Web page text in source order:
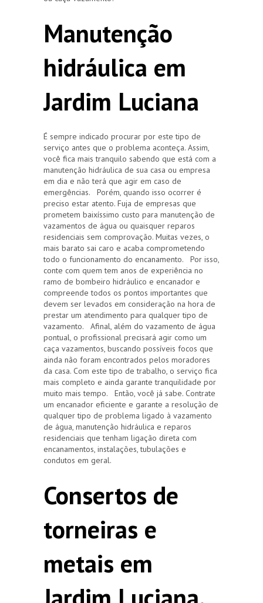
Manutenção
hidráulica em
Jardim Luciana
É sempre indicado procurar por este tipo de
serviço antes que o problema aconteça. Assim,
você fica mais tranquilo sabendo que está com a
manutenção hidráulica de sua casa ou empresa
em dia e não terá que agir em caso de
emergências. Porém, quando isso ocorrer é
preciso estar atento. Fuja de empresas que
prometem baixíssimo custo para manutenção de
vazamentos de água ou quaisquer reparos
residenciais sem comprovação. Muitas vezes, o
mais barato sai caro e acaba comprometendo
todo o funcionamento do encanamento. Por isso,
conte com quem tem anos de experiência no
ramo de bombeiro hidráulico e encanador e
compreende todos os pontos importantes que
devem ser levados em consideração na hora de
prestar um atendimento para qualquer tipo de
vazamento. Afinal, além do vazamento de água
pontual, o profissional precisará agir como um
caça vazamentos, buscando possíveis focos que
ainda não foram encontrados pelos moradores
da casa. Com este tipo de trabalho, o serviço fica
mais completo e ainda garante tranquilidade por
muito mais tempo. Então, você já sabe. Contrate
um encanador eficiente e garante a resolução de
qualquer tipo de problema ligado à vazamento
de água, manutenção hidráulica e reparos
residenciais que tenham ligação direta com
encanamentos, instalações, tubulações e
condutos em geral.
Consertos de
torneiras e
metais em